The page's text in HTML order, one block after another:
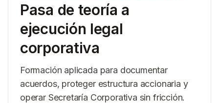
Pasa de teoría a
ejecución legal
corporativa
Formación aplicada para documentar
acuerdos, proteger estructura accionaria y
operar Secretaría Corporativa sin fricción.